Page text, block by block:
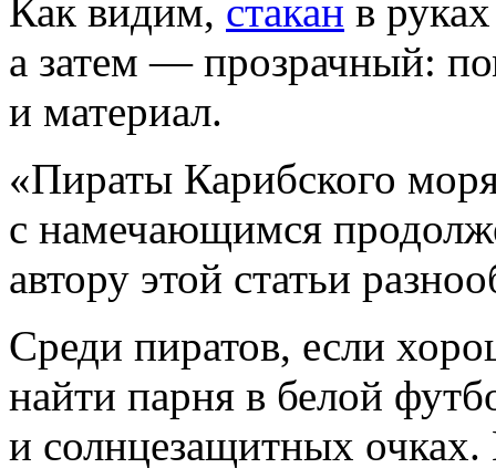
Как видим, стакан в
а затем — прозрачный:
и материал.
«Пираты Карибского
с намечающимся
автору этой статьи
Среди пиратов, если
найти парня в белой
и солнцезащитных